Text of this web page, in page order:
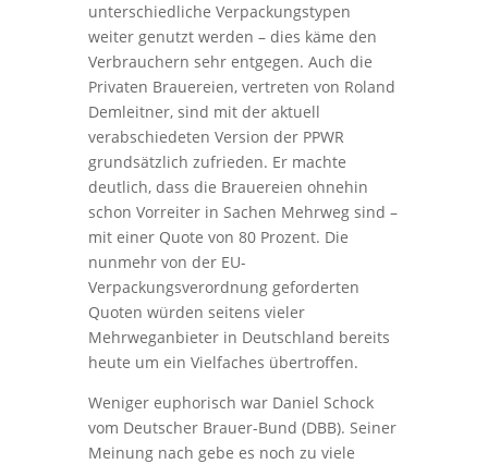
unterschiedliche Verpackungstypen
weiter genutzt werden – dies käme den
Verbrauchern sehr entgegen. Auch die
Privaten Brauereien, vertreten von Roland
Demleitner, sind mit der aktuell
verabschiedeten Version der PPWR
grundsätzlich zufrieden. Er machte
deutlich, dass die Brauereien ohnehin
schon Vorreiter in Sachen Mehrweg sind –
mit einer Quote von 80 Prozent. Die
nunmehr von der EU-
Verpackungsverordnung geforderten
Quoten würden seitens vieler
Mehrweganbieter in Deutschland bereits
heute um ein Vielfaches übertroffen.
Weniger euphorisch war Daniel Schock
vom Deutscher Brauer-Bund (DBB). Seiner
Meinung nach gebe es noch zu viele